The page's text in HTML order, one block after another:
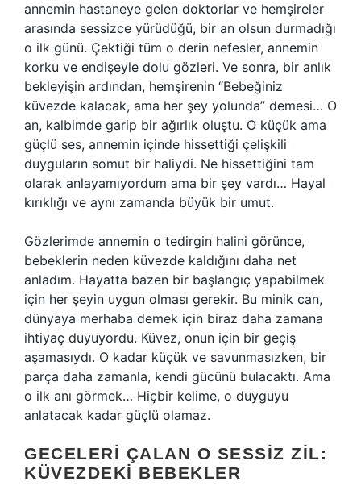
annemin hastaneye gelen doktorlar ve hemşireler
arasında sessizce yürüdüğü, bir an olsun durmadığı
o ilk günü. Çektiği tüm o derin nefesler, annemin
korku ve endişeyle dolu gözleri. Ve sonra, bir anlık
bekleyişin ardından, hemşirenin “Bebeğiniz
küvezde kalacak, ama her şey yolunda” demesi… O
an, kalbimde garip bir ağırlık oluştu. O küçük ama
güçlü ses, annemin içinde hissettiği çelişkili
duyguların somut bir haliydi. Ne hissettiğini tam
olarak anlayamıyordum ama bir şey vardı… Hayal
kırıklığı ve aynı zamanda büyük bir umut.
Gözlerimde annemin o tedirgin halini görünce,
bebeklerin neden küvezde kaldığını daha net
anladım. Hayatta bazen bir başlangıç yapabilmek
için her şeyin uygun olması gerekir. Bu minik can,
dünyaya merhaba demek için biraz daha zamana
ihtiyaç duyuyordu. Küvez, onun için bir geçiş
aşamasıydı. O kadar küçük ve savunmasızken, bir
parça daha zamanla, kendi gücünü bulacaktı. Ama
o ilk anı görmek… Hiçbir kelime, o duyguyu
anlatacak kadar güçlü olamaz.
GECELERI ÇALAN O SESSIZ ZIL:
KÜVEZDEKI BEBEKLER